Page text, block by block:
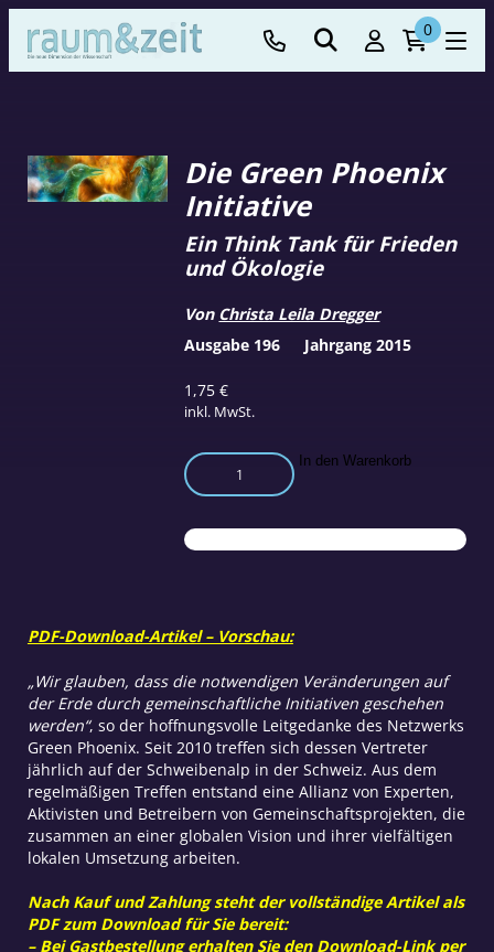
0
Die Green Phoenix
Initiative
1,75€
inkl. MwSt.
Ein Think Tank für Frieden
und Ökologie
Von Christa Leila Dregger
Die
Green
Initiative
Menge
In den Warenkorb
Ausgabe 196 Jahrgang 2015
PDF-Download-Artikel – Vorschau:
„Wir glauben, dass die notwendigen Veränderungen auf
der Erde durch gemeinschaftliche Initiativen geschehen
werden“, so der hoffnungsvolle Leitgedanke des Netzwerks
Green Phoenix. Seit 2010 treffen sich dessen Vertreter
jährlich auf der Schweibenalp in der Schweiz. Aus dem
regelmäßigen Treffen entstand eine Allianz von Experten,
Aktivisten und Betreibern von Gemeinschaftsprojekten, die
zusammen an einer globalen Vision und ihrer vielfältigen
lokalen Umsetzung arbeiten.
Nach Kauf und Zahlung steht der vollständige Artikel als
PDF zum Download für Sie bereit:
– Bei Gastbestellung erhalten Sie den Download-Link per